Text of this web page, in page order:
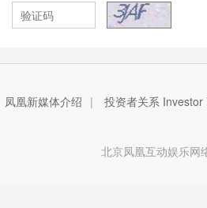
凤凰新媒体介绍 | 投资者关系 Investor
北京凤凰互动娱乐网